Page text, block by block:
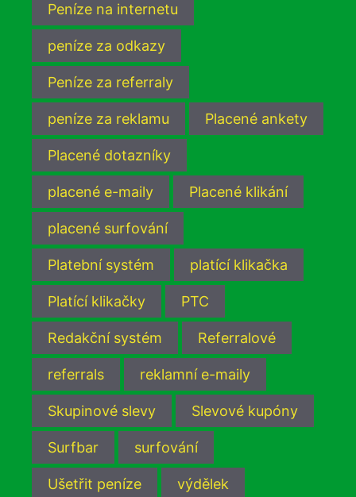
Peníze na internetu
peníze za odkazy
Peníze za referraly
peníze za reklamu Placené ankety
Placené dotazníky
placené e-maily Placené klikání
placené surfování
Platební systém platící klikačka
Platící klikačky PTC
Redakční systém Referralové
referrals reklamní e-maily
Skupinové slevy Slevové kupóny
Surfbar surfování
Ušetřit peníze výdělek